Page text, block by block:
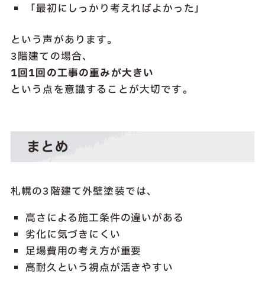
「最初にしっかり考えればよかった」
という声があります。
3階建ての場合、
1回1回の工事の重みが大きい
という点を意識することが大切です。
まとめ
札幌の3階建て外壁塗装では、
高さによる施工条件の違いがある
劣化に気づきにくい
足場費用の考え方が重要
高耐久という視点が活きやすい